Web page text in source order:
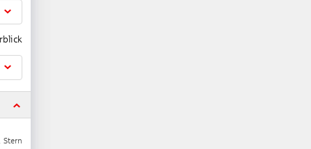
Stern